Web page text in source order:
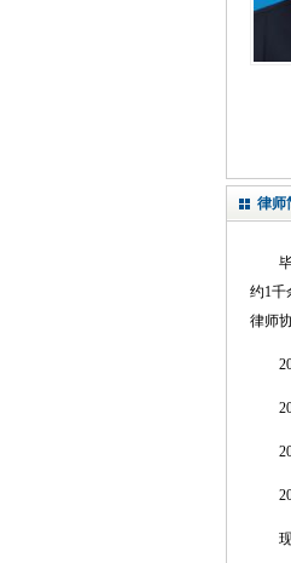
律师
约1千
律师